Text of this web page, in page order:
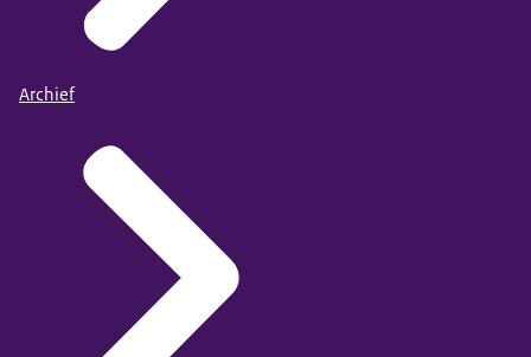
Gepubliceerd in het CMS: 9 april 2026
het CE cijfer, dan het IE cijfer). Bij de aanwezigheid van
meerdere diploma’s wordt het hoofddiploma gekozen.
gepubliceerde gegevens voor de kwaliteitsafspraken.
Kwaliteit van de gegevens:
Het betreft het aantal gediplomeerden waarvan de
geregistreerde examengegevens koppelbaar zijn met
de 1cijfer-diplomabestanden van DUO. Dit aantal komt
niet noodzakelijkerwijs overeen met het werkelijk
aantal gediplomeerden, zoals elders gepubliceerd.
Archief